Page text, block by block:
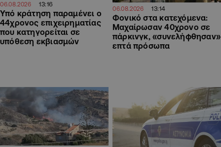
06.08.2026 13:16
Υπό κράτηση παραμένει ο
44χρονος επιχειρηματίας
που κατηγορείται σε
υπόθεση εκβιασμών
06.08.2026 13:14
Φονικό στα κατεχόμενα:
Μαχαίρωσαν 40χρονο σε
πάρκινγκ, «συνελήφθησαν»
επτά πρόσωπα